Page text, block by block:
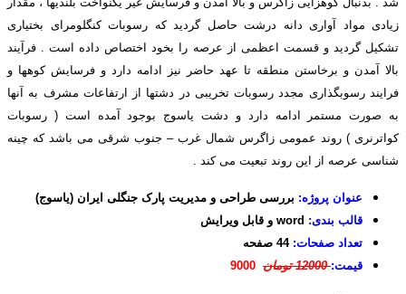
زیادی مواد آواری دانه درشت حاصل گردید که رسوبات کنگلومرای بختیاری
تشکیل گردید و قسمت اعظمی از عرصه را بخود اختصاص داده است . فرآیند
بالا آمدن و برخاستن منطقه تا عهد حاضر نیز ادامه دارد و فرسایش کوهها و
فرایند رسوبگذاری مجدد رسوبات تخریبی در دشتها از ارتفاعات مشرف به آنها
به صورت مستمر ادامه دارد و دشت یاسوج بوجود آمده است ( رسوبات
کواترنری ) روند عمومی زاگرس شمال غرب – جنوب شرقی می باشد که چینه
شناسی عرصه از این روند تبعیت می کند .
عنوان پروژه: بررسی طراحی و مدیریت پارک جنگلی ایران (یاسوج)
قالب بندی:
تعداد صفحات: 44 صفحه
قیمت:12000 تومان